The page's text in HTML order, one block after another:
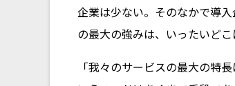
企業は少ない。そのなかで導
の最大の強みは、いったいどこ
「我々のサービスの最大の特